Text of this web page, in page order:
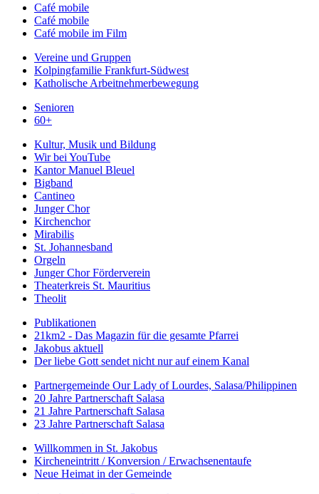
Café mobile
Café mobile
Café mobile im Film
Vereine und Gruppen
Kolpingfamilie Frankfurt-Südwest
Katholische Arbeitnehmerbewegung
Senioren
60+
Kultur, Musik und Bildung
Wir bei YouTube
Kantor Manuel Bleuel
Bigband
Cantineo
Junger Chor
Kirchenchor
Mirabilis
St. Johannesband
Orgeln
Junger Chor Förderverein
Theaterkreis St. Mauritius
Theolit
Publikationen
21km2 - Das Magazin für die gesamte Pfarrei
Jakobus aktuell
Der liebe Gott sendet nicht nur auf einem Kanal
Partnergemeinde Our Lady of Lourdes, Salasa/Philippinen
20 Jahre Partnerschaft Salasa
21 Jahre Partnerschaft Salasa
23 Jahre Partnerschaft Salasa
Willkommen in St. Jakobus
Kircheneintritt / Konversion / Erwachsenentaufe
Neue Heimat in der Gemeinde